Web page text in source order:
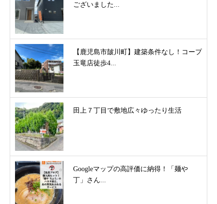
ございました...
【鹿児島市皷川町】建築条件なし！コープ
玉竜店徒歩4...
田上７丁目で敷地広々ゆったり生活
Googleマップの高評価に納得！「麺や
丁」さん...